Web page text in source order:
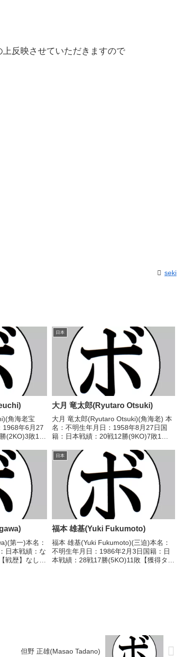
反映させていただきますので
seki
角海老宝
1968年6月27
(2KO)3敗1
晋一(新和川
日本
大月 竜太郎(Ryutaro Otsuki)
大月 竜太郎(Ryutaro Otsuki)(角海老) 本
名：不明生年月日：1958年8月27日国
籍：日本戦績：20戦12勝(9KO)7敗1
1979/05/01 ○3RKO 小西 俊次(京
葉)1979/07...
第一)本名：
日本戦績：な
戦歴】なし
日本
福本 雄基(Yuki Fukumoto)
福本 雄基(Yuki Fukumoto)(三迫)本名：
不明生年月日：1986年2月3日国籍：日
本戦績：28戦17勝(5KO)11敗【獲得タイ
但野 正雄(Masao Tadano)